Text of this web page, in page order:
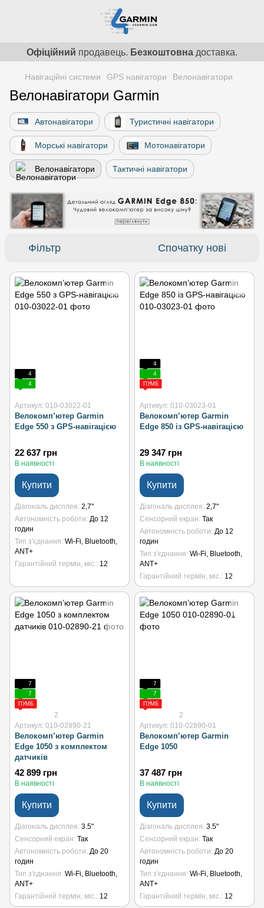
Офіційний продавець. Безкоштовна доставка.
Навігаційні системи GPS навігатори Велонавігатори
Велонавігатори Garmin
Автонавігатори Туристичні навігатори
Морські навігатори Мотонавігатори
Велонавігатори Тактичні навігатори
Фільтр Спочатку нові
4
4
Артикул: 010-03022-01
Велокомп’ютер Garmin
Edge 550 з GPS-навігацією
22 637 грн
В наявності
Купити
Діагональ дисплея 2,7"
Автономність роботи До 12
годин
Тип з'єднання Wi-Fi, Bluetooth,
ANT+
Гарантійний термін, міс. 12
4
4
ПУМБ
Артикул: 010-03023-01
Велокомп’ютер Garmin
Edge 850 із GPS-навігацією
29 347 грн
В наявності
Купити
Діагональ дисплея 2,7"
Сенсорний екран Так
Автономність роботи До 12
годин
Тип з'єднання Wi-Fi, Bluetooth,
ANT+
Гарантійний термін, міс. 12
7
7
ПУМБ
2
Артикул: 010-02890-21
Велокомп’ютер Garmin
Edge 1050 з комплектом
датчиків
42 899 грн
В наявності
Купити
Діагональ дисплея 3.5"
Сенсорний екран Так
Автономність роботи До 20
годин
Тип з'єднання Wi-Fi, Bluetooth,
ANT+
Гарантійний термін, міс.
12
7
7
ПУМБ
2
Артикул: 010-02890-01
Велокомп’ютер Garmin
Edge 1050
37 487 грн
В наявності
Купити
Діагональ дисплея 3.5"
Сенсорний екран Так
Автономність роботи До 20
годин
Тип з'єднання Wi-Fi, Bluetooth,
ANT+
Гарантійний термін, міс.
12